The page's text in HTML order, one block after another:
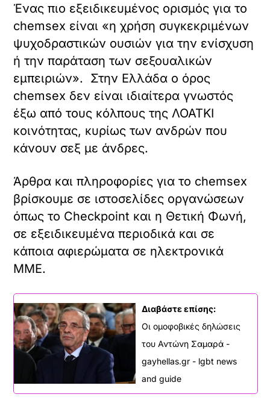
Ένας πιο εξειδικευμένος ορισμός για το
chemsex είναι «η χρήση συγκεκριμένων
ψυχοδραστικών ουσιών για την ενίσχυση
ή την παράταση των σεξουαλικών
εμπειριών». Στην Ελλάδα ο όρος
chemsex δεν είναι ιδιαίτερα γνωστός
έξω από τους κόλπους της ΛΟΑΤΚΙ
κοινότητας, κυρίως των ανδρών που
κάνουν σεξ με άνδρες.
Άρθρα και πληροφορίες για το chemsex
βρίσκουμε σε ιστοσελίδες οργανώσεων
όπως το Checkpoint και η Θετική Φωνή,
σε εξειδικευμένα περιοδικά και σε
κάποια αφιερώματα σε ηλεκτρονικά
ΜΜΕ.
Διαβάστε επίσης:
Οι ομοφοβικές δηλώσεις
του Αντώνη Σαμαρά -
gayhellas.gr - lgbt news
and guide